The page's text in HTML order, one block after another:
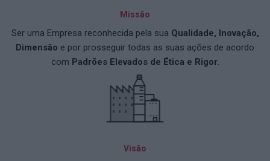
Missão
Ser uma Empresa reconhecida pela sua Qualidade, Inovação,
Dimensão e por prosseguir todas as suas ações de acordo
com Padrões Elevados de Ética e Rigor.
Visão